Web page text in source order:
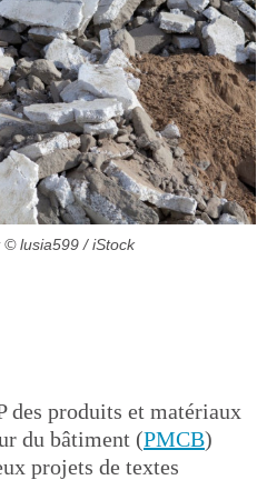
© lusia599 / iStock
des produits et matériaux
du bâtiment (PMCB)
projets de textes